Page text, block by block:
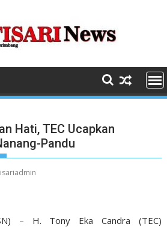
Hati, TEC Ucapkan
Pandu
– H. Tony Eka Candra (TEC)